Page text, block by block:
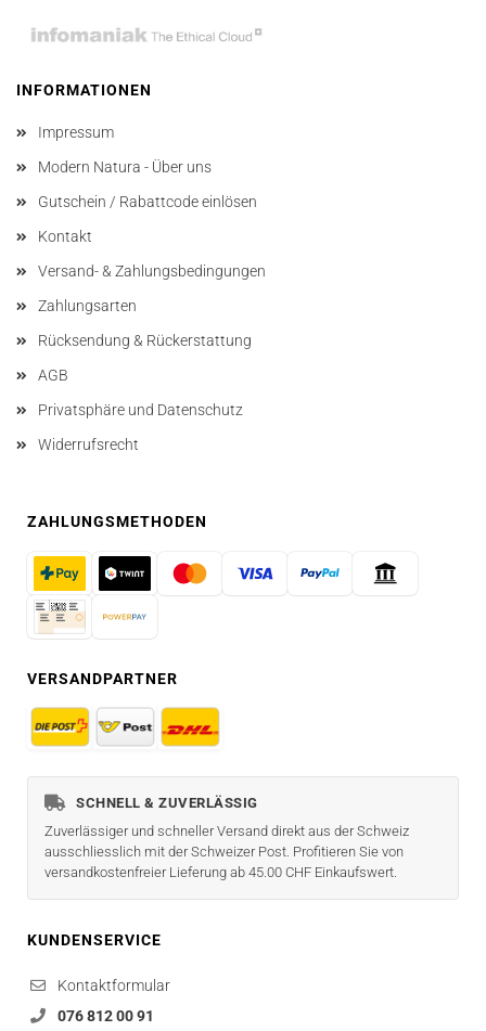
INFORMATIONEN
Impressum
Modern Natura - Über uns
Gutschein / Rabattcode einlösen
Kontakt
Versand- & Zahlungsbedingungen
Zahlungsarten
Rücksendung & Rückerstattung
AGB
Privatsphäre und Datenschutz
Widerrufsrecht
ZAHLUNGSMETHODEN
VERSANDPARTNER
SCHNELL & ZUVERLÄSSIG
Zuverlässiger und schneller Versand direkt aus der Schweiz
ausschliesslich mit der Schweizer Post. Profitieren Sie von
versandkostenfreier Lieferung ab 45.00 CHF Einkaufswert.
KUNDENSERVICE
Kontaktformular
076 812 00 91